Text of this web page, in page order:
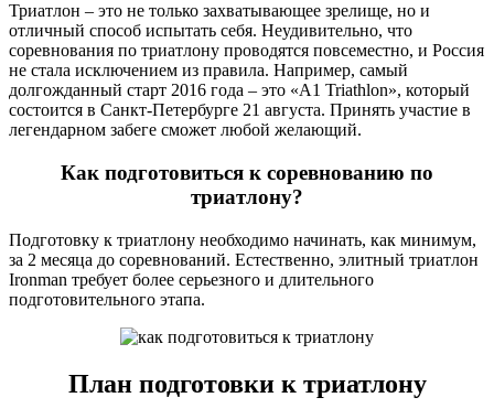
Триатлон – это не только захватывающее зрелище, но и
отличный способ испытать себя. Неудивительно, что
соревнования по триатлону проводятся повсеместно, и Россия
не стала исключением из правила. Например, самый
долгожданный старт 2016 года – это «A1 Triathlon», который
состоится в Санкт-Петербурге 21 августа. Принять участие в
легендарном забеге сможет любой желающий.
Как подготовиться к соревнованию по
триатлону?
Подготовку к триатлону необходимо начинать, как минимум,
за 2 месяца до соревнований. Естественно, элитный триатлон
Ironman требует более серьезного и длительного
подготовительного этапа.
План подготовки к триатлону